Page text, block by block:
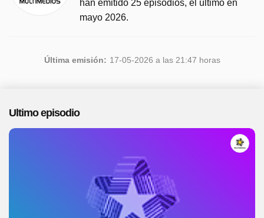
han emitido 25 episodios, el último en
mayo 2026.
Última emisión: 17-05-2026 a las 21:47 horas
Ultimo episodio